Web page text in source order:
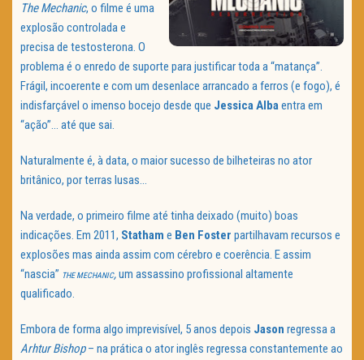
The Mechanic, o filme é uma
explosão controlada e
precisa de testosterona. O
problema é o enredo de suporte para justificar toda a “matança”.
Frágil, incoerente e com um desenlace arrancado a ferros (e fogo), é
indisfarçável o imenso bocejo desde que Jessica Albaentra em
“ação”… até que sai.
Naturalmente é, à data, o maior sucesso de bilheteiras no ator
britânico, por terras lusas…
Na verdade, o primeiro filme até tinha deixado (muito) boas
indicações. Em 2011, Statham e Ben Foster partilhavam recursos e
explosões mas ainda assim com cérebro e coerência. E assim
“nascia” THE MECHANIC,um assassino profissional altamente
qualificado.
Embora de forma algo imprevisível, 5 anos depois Jason regressa a
Arhtur Bishop– na prática o ator inglês regressa constantemente ao